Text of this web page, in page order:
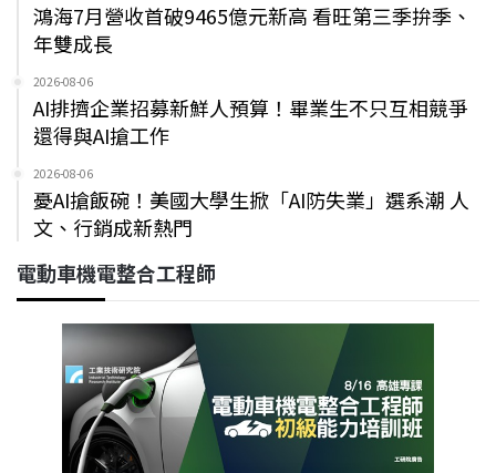
鴻海7月營收首破9465億元新高 看旺第三季拚季、
年雙成長
2026-08-06
AI排擠企業招募新鮮人預算！畢業生不只互相競爭
還得與AI搶工作
2026-08-06
憂AI搶飯碗！美國大學生掀「AI防失業」選系潮 人
文、行銷成新熱門
電動車機電整合工程師